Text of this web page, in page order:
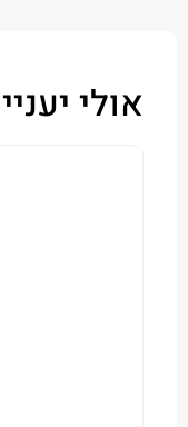
יעניין